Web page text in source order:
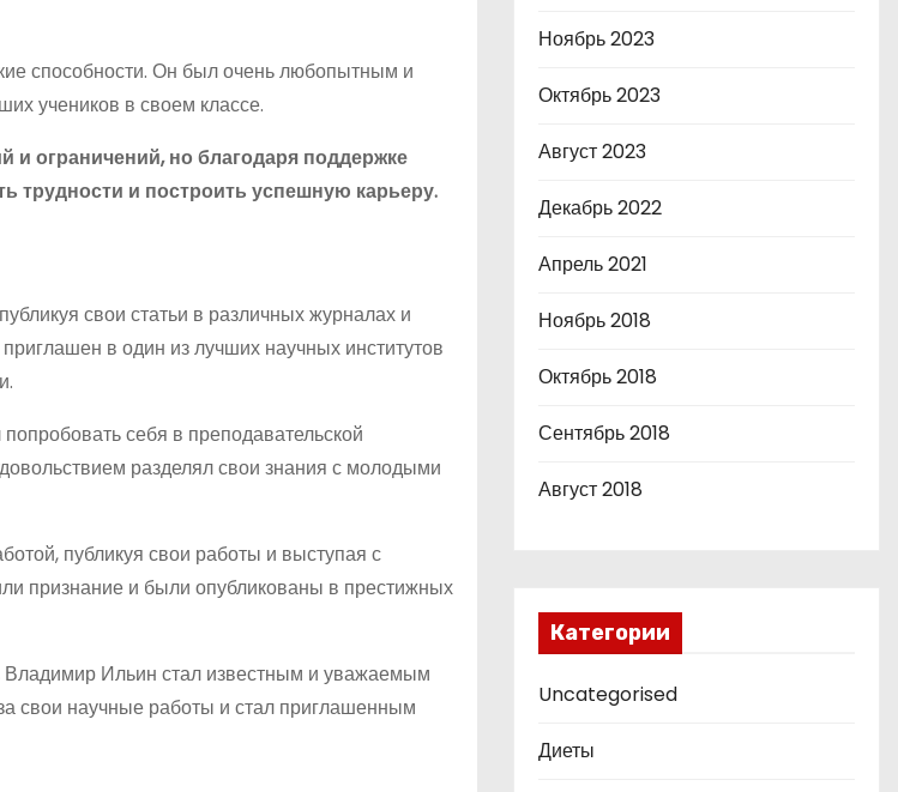
способности. Он был очень любопытным и
учеников в своем классе.
ограничений, но благодаря поддержке
трудности и построить успешную карьеру.
свои статьи в различных журналах и
в один из лучших научных институтов
себя в преподавательской
разделял свои знания с молодыми
публикуя свои работы и выступая с
признание и были опубликованы в престижных
Владимир Ильин стал известным и уважаемым
свои научные работы и стал приглашенным
Ноябрь 2023
Октябрь 2023
Август 2023
Декабрь 2022
Апрель 2021
Ноябрь 2018
Октябрь 2018
Сентябрь 2018
Август 2018
Категории
Uncategorised
Диеты